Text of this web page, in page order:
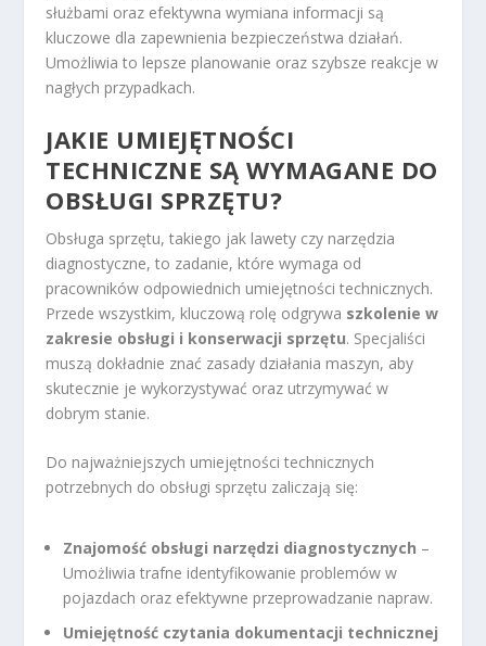
służbami oraz efektywna wymiana informacji są
kluczowe dla zapewnienia bezpieczeństwa działań.
Umożliwia to lepsze planowanie oraz szybsze reakcje w
nagłych przypadkach.
JAKIE UMIEJĘTNOŚCI
TECHNICZNE SĄ WYMAGANE DO
OBSŁUGI SPRZĘTU?
Obsługa sprzętu, takiego jak lawety czy narzędzia
diagnostyczne, to zadanie, które wymaga od
pracowników odpowiednich umiejętności technicznych.
Przede wszystkim, kluczową rolę odgrywa szkolenie w
zakresie obsługi i konserwacji sprzętu. Specjaliści
muszą dokładnie znać zasady działania maszyn, aby
skutecznie je wykorzystywać oraz utrzymywać w
dobrym stanie.
Do najważniejszych umiejętności technicznych
potrzebnych do obsługi sprzętu zaliczają się:
Znajomość obsługi narzędzi diagnostycznych –
Umożliwia trafne identyfikowanie problemów w
pojazdach oraz efektywne przeprowadzanie napraw.
Umiejętność czytania dokumentacji technicznej